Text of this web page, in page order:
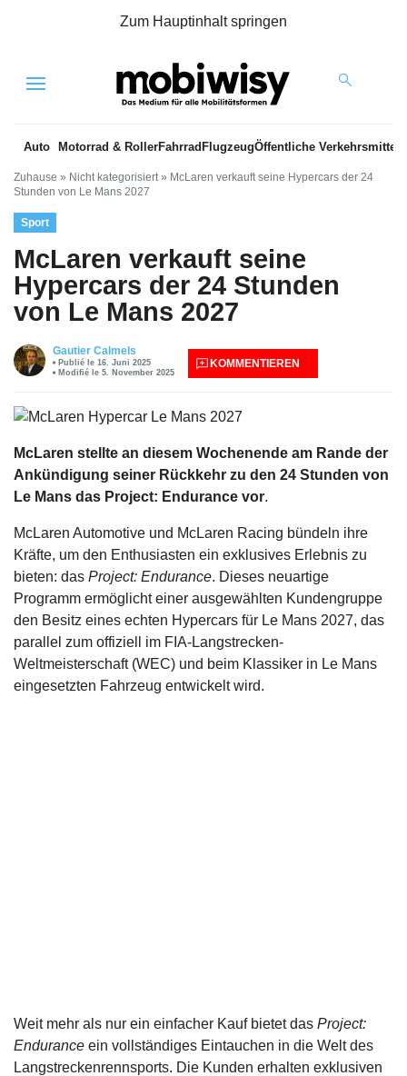
Zum Hauptinhalt springen
Menu
Auto Motorrad & RollerFahrrad FlugzeugÖffentliche Verkehrsmittel
Zuhause » Nicht kategorisiert » McLaren verkauft seine Hypercars der 24
Stunden von Le Mans 2027
Sport
McLaren verkauft seine
Hypercars der 24 Stunden
von Le Mans 2027
Gautier Calmels
Publié le 16. Juni 2025
Modifié le 5. November 2025
KOMMENTIEREN
McLaren stellte an diesem Wochenende am Rande der
Ankündigung seiner Rückkehr zu den 24 Stunden von
Le Mans das Project: Endurance vor.
McLaren Automotive und McLaren Racing bündeln ihre
Kräfte, um den Enthusiasten ein exklusives Erlebnis zu
bieten: das Project: Endurance. Dieses neuartige
Programm ermöglicht einer ausgewählten Kundengruppe
den Besitz eines echten Hypercars für Le Mans 2027, das
parallel zum offiziell im FIA-Langstrecken-
Weltmeisterschaft (WEC) und beim Klassiker in Le Mans
eingesetzten Fahrzeug entwickelt wird.
Weit mehr als nur ein einfacher Kauf bietet das Project:
Endurance ein vollständiges Eintauchen in die Welt des
Langstreckenrennsports. Die Kunden erhalten exklusiven